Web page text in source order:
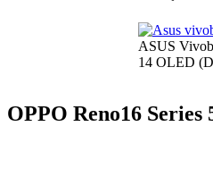
ASUS
14 OLED
OPPO Reno16 Series